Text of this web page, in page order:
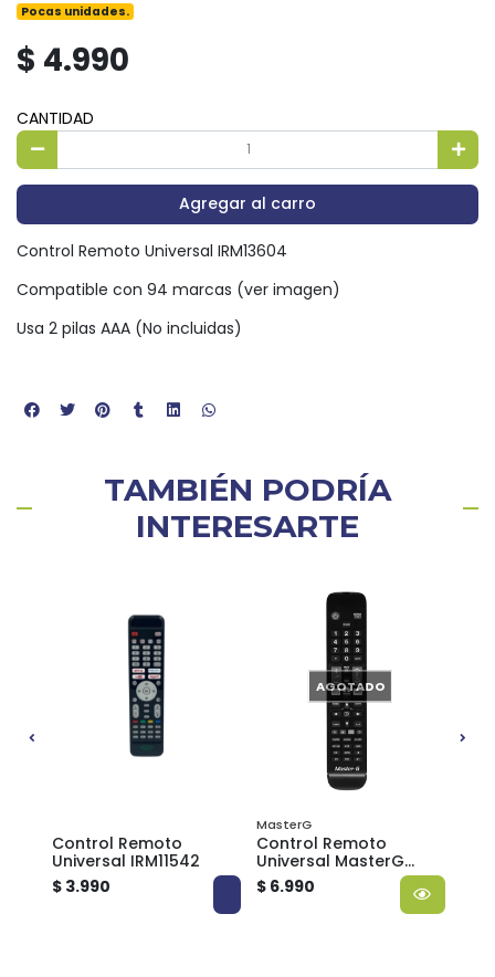
Pocas unidades.
$ 4.990
CANTIDAD
Agregar al carro
Control Remoto Universal IRM13604
Compatible con 94 marcas (ver imagen)
Usa 2 pilas AAA (No incluidas)
TAMBIÉN PODRÍA
INTERESARTE
Control Remoto
Universal IRM11542
$ 3.990
AGOTADO
MasterG
Control Remoto
Universal MasterG
Multimarcas
$ 6.990